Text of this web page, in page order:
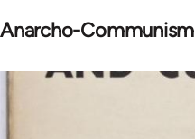
Anarcho-Communism